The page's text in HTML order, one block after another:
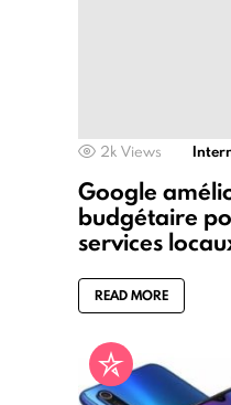
2k Views
Google
budgétaire
services
READ MORE